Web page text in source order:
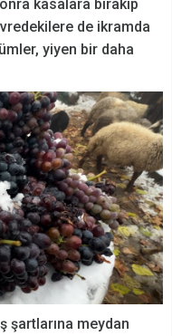
kasalara bırakıp
de ikramda
yiyen bir daha
şartlarına meydan